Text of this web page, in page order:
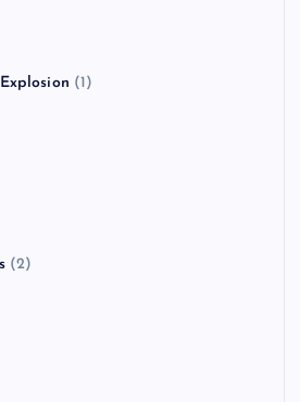
(1)
(2)